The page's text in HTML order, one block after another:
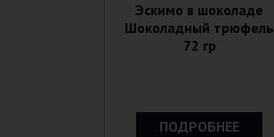
Эскимо в шоколаде
Шоколадный трюфель
72 гр
ПОДРОБНЕЕ